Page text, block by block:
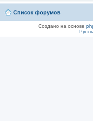
Список форумов
Создано на основе